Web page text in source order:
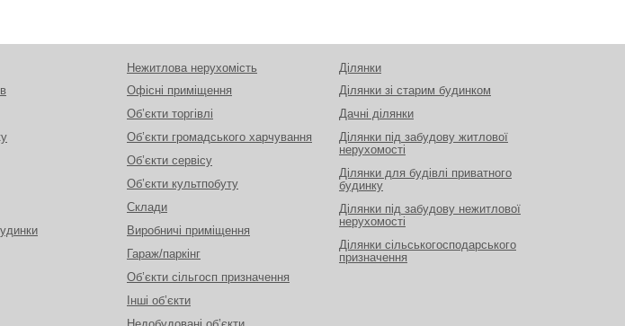
Нежитлова нерухомість
Офісні приміщення
Об’єкти торгівлі
Об’єкти громадського харчування
Об’єкти сервісу
Об’єкти культпобуту
Склади
Виробничі приміщення
Гараж/паркінг
Об’єкти сільгосп призначення
Інші об’єкти
Ділянки
Ділянки зі старим будинком
Дачні ділянки
Ділянки під забудову житлової
нерухомості
Ділянки для будівлі приватного
будинку
Ділянки під забудову нежитлової
нерухомості
Ділянки сільськогосподарського
призначення